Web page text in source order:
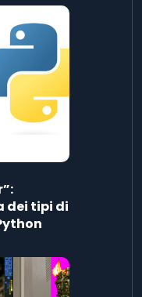
dei tipi di